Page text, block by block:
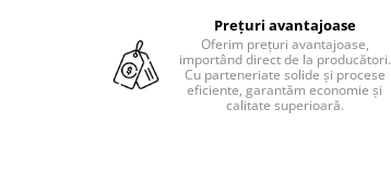
Prețuri avantajoase
Oferim prețuri avantajoase,
importând direct de la producători.
Cu parteneriate solide și procese
eficiente, garantăm economie și
calitate superioară.